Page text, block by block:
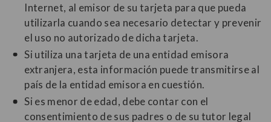
Internet, al emisor de su tarjeta para que pueda
utilizarla cuando sea necesario detectar y prevenir
el uso no autorizado de dicha tarjeta.
Si utiliza una tarjeta de una entidad emisora
extranjera, esta información puede transmitirse al
país de la entidad emisora en cuestión.
Si es menor de edad, debe contar con el
consentimiento de sus padres o de su tutor legal